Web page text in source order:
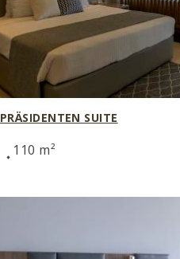
PRÄSIDENTEN SUITE
110 m²